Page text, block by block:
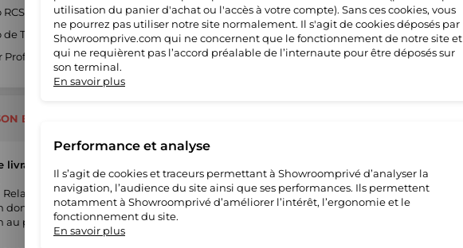
: 90195077400017
TVA : FR86901950774
Professionnel : Oui
ET RETOUR
livraison
(MED)
domicile avec suivi
au pied de l'immeuble
utilisation du panier d'achat ou l'accès à votre compte). Sans ces cookies, vous
ne pourrez pas utiliser notre site normalement. Il s'agit de cookies déposés par
Showroomprive.com qui ne concernent que le fonctionnement de notre site et
qui ne requièrent pas l’accord préalable de l’internaute pour être déposés sur
son terminal.
En savoir plus
Performance et analyse
Il s’agit de cookies et traceurs permettant à Showroomprivé d’analyser la
navigation, l’audience du site ainsi que ses performances. Ils permettent
notamment à Showroomprivé d’améliorer l’intérêt, l’ergonomie et le
fonctionnement du site.
En savoir plus